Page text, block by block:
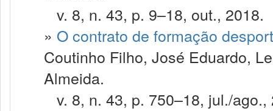
v. 8, n. 43, p. 9–18, out., 2018.
» O contrato de formação
Coutinho Filho, José Eduardo,
Almeida.
v. 8, n. 43, p. 750–18, jul./ago.,